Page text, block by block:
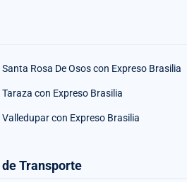
Rosa De Osos con Expreso Brasilia
con Expreso Brasilia
con Expreso Brasilia
Transporte